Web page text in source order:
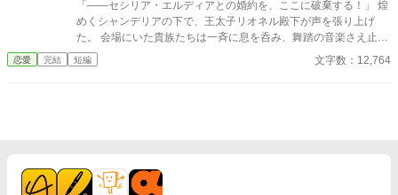
「――セシリア・エルディアとの婚約を、ここに破棄する！」 煌
めくシャンデリアの下で、王太子リオネル殿下が声を張り上げ
た。 会場にいた貴族たちは一斉に息を呑み、舞踏の音楽さえ止ま
る。 ……ああ、やっと来たか。 婚約破棄。断罪。悪役令嬢への審
判。 ここで私は泣き崩れ、殿下に縋りつき、噂通りの醜態をさら
恋愛 完結 短編 文字数：12,764